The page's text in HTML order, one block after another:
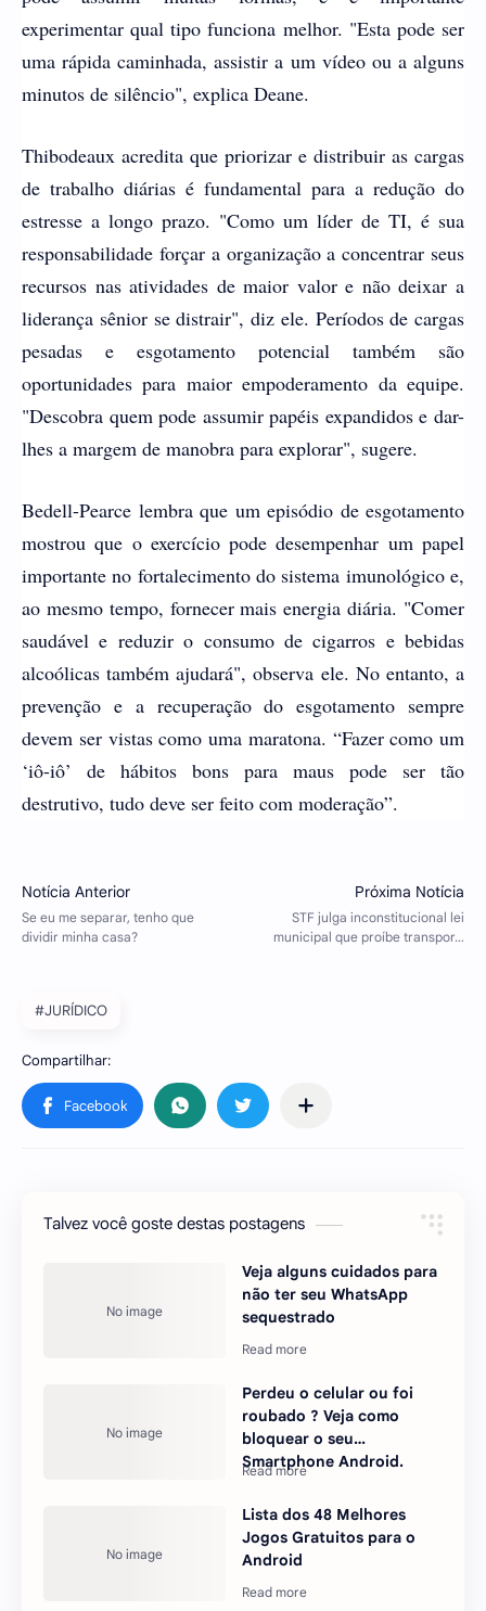
experimentar qual tipo funciona melhor. "Esta pode ser
uma rápida caminhada, assistir a um vídeo ou a alguns
minutos de silêncio", explica Deane.
Thibodeaux acredita que priorizar e distribuir as cargas
de trabalho diárias é fundamental para a redução do
estresse a longo prazo. "Como um líder de TI, é sua
responsabilidade forçar a organização a concentrar seus
recursos nas atividades de maior valor e não deixar a
liderança sênior se distrair", diz ele. Períodos de cargas
pesadas e esgotamento potencial também são
oportunidades para maior empoderamento da equipe.
"Descobra quem pode assumir papéis expandidos e dar-
lhes a margem de manobra para explorar", sugere.
Bedell-Pearce lembra que um episódio de esgotamento
mostrou que o exercício pode desempenhar um papel
importante no fortalecimento do sistema imunológico e,
ao mesmo tempo, fornecer mais energia diária. "Comer
saudável e reduzir o consumo de cigarros e bebidas
alcoólicas também ajudará", observa ele. No entanto, a
prevenção e a recuperação do esgotamento sempre
devem ser vistas como uma maratona. “Fazer como um
‘iô-iô’ de hábitos bons para maus pode ser tão
destrutivo, tudo deve ser feito com moderação”.
#JURÍDICO
Talvez você goste destas postagens
Veja alguns cuidados para
não ter seu WhatsApp
sequestrado
Perdeu o celular ou foi
roubado ? Veja como
bloquear o seu
Smartphone Android.
Lista dos 48 Melhores
Jogos Gratuitos para o
Android